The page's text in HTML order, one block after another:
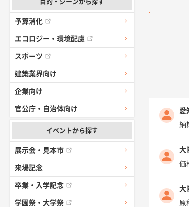
目的・シーンから探す
予算消化
エコロジー・環境配慮
スポーツ
建築業界向け
企業向け
官公庁・自治体向け
イベントから探す
展示会・見本市
来場記念
卒業・入学記念
学園祭・大学祭
愛
納
大
価
大
原